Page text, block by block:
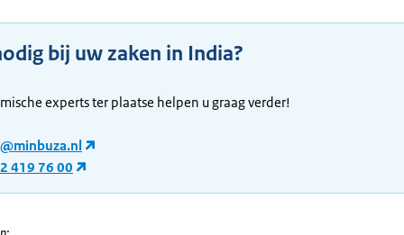
bij uw zaken in India?
experts ter plaatse helpen u graag verder!
419 76 00